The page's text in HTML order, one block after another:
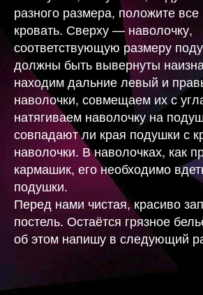
разного размера, положите
кровать. Сверху — наволочку,
соответствующую размеру
должны быть вывернуты
находим дальние левый и
наволочки, совмещаем их с
натягиваем наволочку на
совпадают ли края подушки с
наволочки. В наволочках, как
кармашик, его необходимо
подушки.
Перед нами чистая, красиво
постель. Остаётся грязное
об этом напишу в следующий